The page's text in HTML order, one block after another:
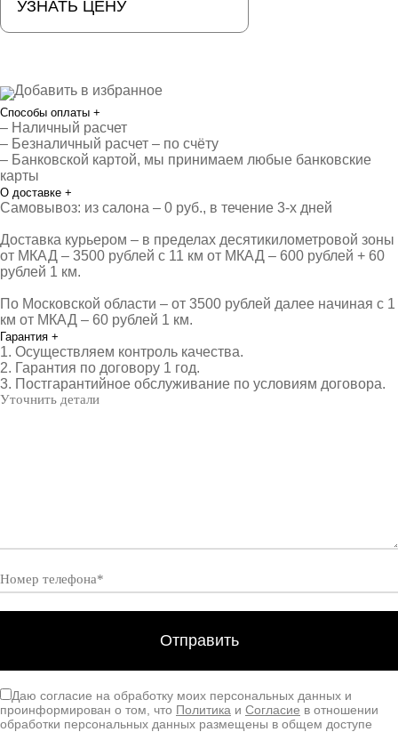
УЗНАТЬ ЦЕНУ
Добавить в избранное
Способы оплаты +
– Наличный расчет
– Безналичный расчет – по счёту
– Банковской картой, мы принимаем любые банковские
карты
О доставке +
Самовывоз: из салона – 0 руб., в течение 3-х дней
Доставка курьером – в пределах десятикилометровой зоны
от МКАД – 3500 рублей с 11 км от МКАД – 600 рублей + 60
рублей 1 км.
По Московской области – от 3500 рублей далее начиная с 1
км от МКАД – 60 рублей 1 км.
Гарантия +
1. Осуществляем контроль качества.
2. Гарантия по договору 1 год.
3. Постгарантийное обслуживание по условиям договора.
Даю согласие на обработку моих персональных данных и
проинформирован о том, что Политика и Согласие в отношении
обработки персональных данных размещены в общем доступе